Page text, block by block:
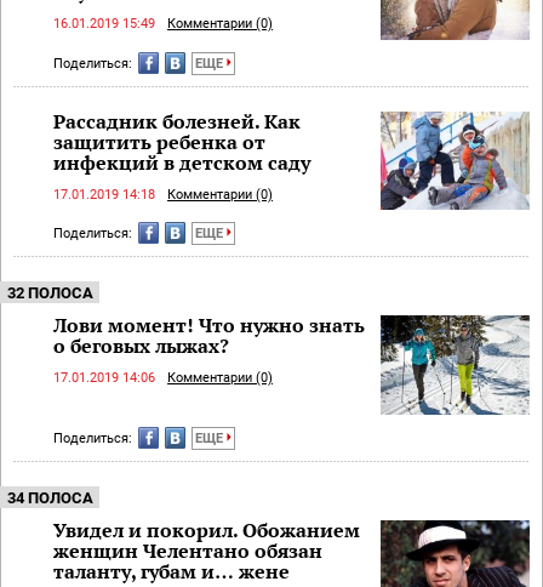
16.01.2019 15:49 Комментарии (0)
Поделиться: ЕЩЕ
Рассадник болезней. Как
защитить ребенка от
инфекций в детском саду
17.01.2019 14:18 Комментарии (0)
Поделиться: ЕЩЕ
32 ПОЛОСА
Лови момент! Что нужно знать
о беговых лыжах?
17.01.2019 14:06 Комментарии (0)
Поделиться: ЕЩЕ
34 ПОЛОСА
Увидел и покорил. Обожанием
женщин Челентано обязан
таланту, губам и… жене